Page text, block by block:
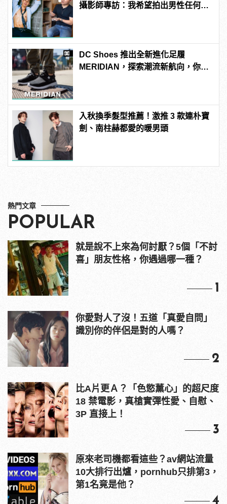
攝影師專訪：我希望拍出男性任何尺
DC Shoes 推出全新進化足履
MERIDIAN，探索潮流新航向，你就
入秋換季髮型推薦！激推 3 款連朴寶
劍、南柱赫都愛的暖男頭
熱門文章
POPULAR
就是說不上來為何討厭？5個「不討
喜」朋友性格，你遇過哪一種？
1
你愛對人了沒！五道「真愛自問」
識別你的伴侶是對的人嗎？
2
比A片更Ａ？「色慾薰心」的超尺度
18 禁電影，真槍實彈性愛、自慰、
3P 直接上！
3
原來老司機都看這些？av網站流量
10大排行出爐，pornhub只排第3，
第1名竟是他？
4